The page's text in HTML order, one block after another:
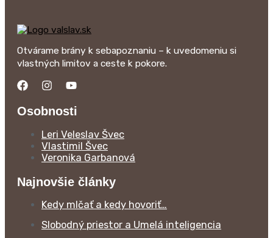
Otvárame brány k sebapoznaniu – k uvedomeniu si
vlastných limitov a ceste k pokore.
Osobnosti
Leri Veleslav Švec
Vlastimil Švec
Veronika Garbanová
Najnovšie články
Kedy mlčať a kedy hovoriť…
Slobodný priestor a Umelá inteligencia